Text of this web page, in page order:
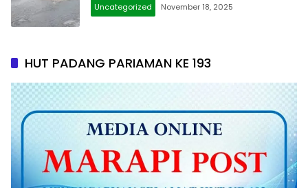
Uncategorized November 18, 2025
HUT PADANG PARIAMAN KE 193